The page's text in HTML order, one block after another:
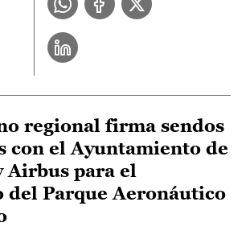
regional firma sendos
con el Ayuntamiento de
Airbus para el
del Parque Aeronáutico